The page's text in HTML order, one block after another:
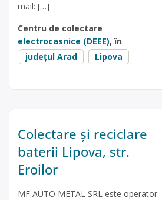
mail: […]
Centru de colectare
electrocasnice (DEEE), în
județul Arad
Lipova
Colectare și reciclare
baterii Lipova, str.
Eroilor
MF AUTO METAL SRL este operator